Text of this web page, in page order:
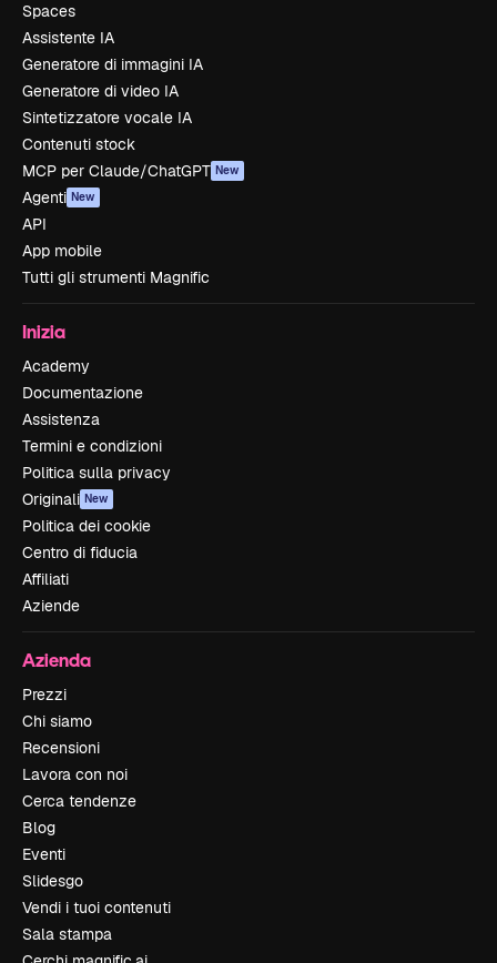
Spaces
Assistente IA
Generatore di immagini IA
Generatore di video IA
Sintetizzatore vocale IA
Contenuti stock
MCP per Claude/ChatGPT New
Agenti New
API
App mobile
Tutti gli strumenti Magnific
Inizia
Academy
Documentazione
Assistenza
Termini e condizioni
Politica sulla privacy
Originali New
Politica dei cookie
Centro di fiducia
Affiliati
Aziende
Azienda
Prezzi
Chi siamo
Recensioni
Lavora con noi
Cerca tendenze
Blog
Eventi
Slidesgo
Vendi i tuoi contenuti
Sala stampa